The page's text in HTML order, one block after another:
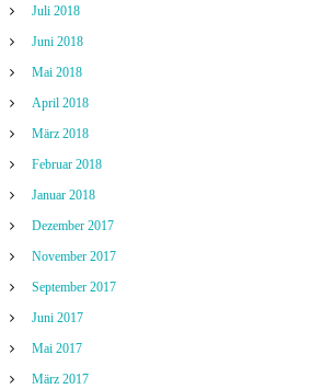
Juli 2018
Juni 2018
Mai 2018
April 2018
März 2018
Februar 2018
Januar 2018
Dezember 2017
November 2017
September 2017
Juni 2017
Mai 2017
März 2017